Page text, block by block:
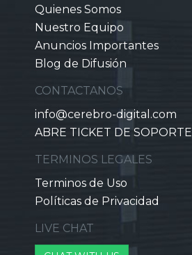
Quienes Somos
Nuestro Equipo
Anuncios Importantes
Blog de Difusión
CONTACTANOS
info@cerebro-digital.com
ABRE TICKET DE SOPORTE
TERMINOS LEGALES
Terminos de Uso
Políticas de Privacidad
LIVE CHAT